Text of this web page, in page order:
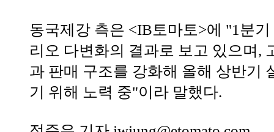
동국제강 측은 <IB토마토>에 "1분
리오 다변화의 결과로 보고 있으며,
과 판매 구조를 강화해 올해 상반기
기 위해 노력 중"이라 말했다.